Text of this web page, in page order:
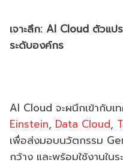
เจาะลึก: AI Cloud ตัวแ
ระดับองค์กร
AI Cloud จะผนึกเข้ากับเ
Einstein, Data Cloud,
เพื่อส่งมอบนวัตกรรม
กว้าง และพร้อมใช้งานใน